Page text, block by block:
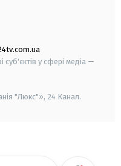
суб'єктів у сфері медіа —
"Люкс"», 24 Канал.